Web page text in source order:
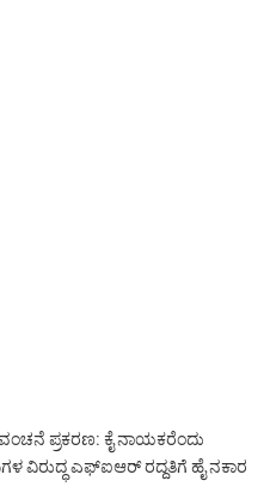
ಪ್ರಕರಣ: ಕೈ ನಾಯಕರೆಂದು
ವಿರುದ್ಧ ಎಫ್‌ಐಆರ್ ರದ್ದತಿಗೆ ಹೈ ನಕಾರ